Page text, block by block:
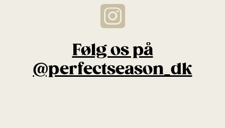
Følg os på
@perfectseason_dk